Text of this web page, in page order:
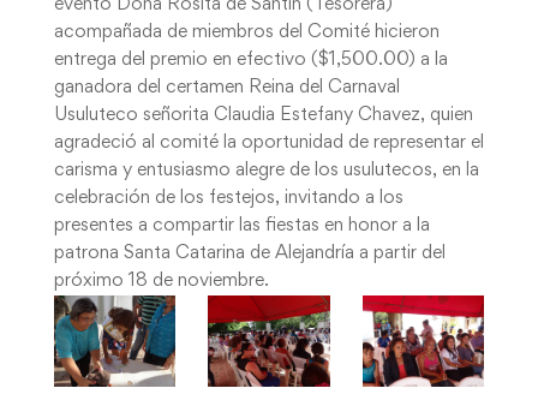
evento Doña Rosita de Santin (Tesorera)
acompañada de miembros del Comité hicieron
entrega del premio en efectivo ($1,500.00) a la
ganadora del certamen Reina del Carnaval
Usuluteco señorita Claudia Estefany Chavez, quien
agradeció al comité la oportunidad de representar el
carisma y entusiasmo alegre de los usulutecos, en la
celebración de los festejos, invitando a los
presentes a compartir las fiestas en honor a la
patrona Santa Catarina de Alejandría a partir del
próximo 18 de noviembre.